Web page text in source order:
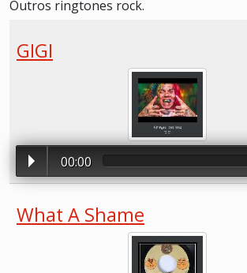
Outros ringtones rock.
GIGI
00:00
What A Shame